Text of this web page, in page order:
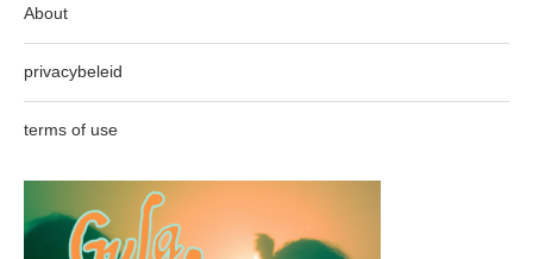
About
privacybeleid
terms of use